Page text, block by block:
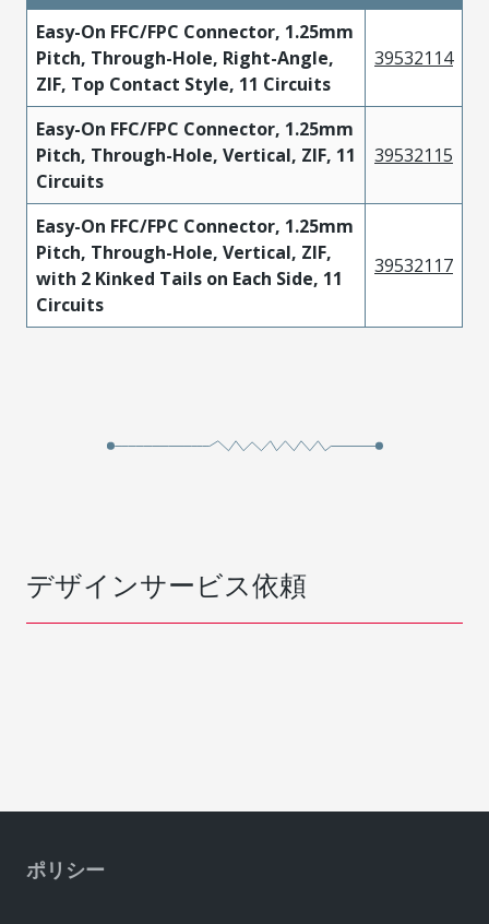
Easy-On FFC/FPC Connector, 1.25mm
Pitch, Through-Hole, Right-Angle,
ZIF, Top Contact Style, 11 Circuits
39532114
Easy-On FFC/FPC Connector, 1.25mm
Pitch, Through-Hole, Vertical, ZIF, 11
Circuits
39532115
Easy-On FFC/FPC Connector, 1.25mm
Pitch, Through-Hole, Vertical, ZIF,
with 2 Kinked Tails on Each Side, 11
Circuits
39532117
デザインサービス依頼
ポリシー